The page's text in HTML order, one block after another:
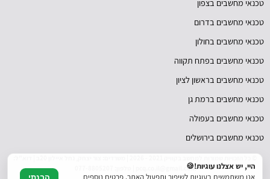
טכנאי מחשבים בצפון
טכנאי מחשבים בדרום
טכנאי מחשבים בחולון
טכנאי מחשבים בפתח תקווה
טכנאי מחשבים בראשון לציון
טכנאי מחשבים ברמת גן
טכנאי מחשבים בעפולה
טכנאי מחשבים בירושלים
pcq.co.il@gmail.com | טלפון: 077-8805207היי, יש אצלנו עוגיות!🍪
אנו משתמשים בעוגיות לשיפור ותפעול האתר. פרטים נוספים
הבנתי